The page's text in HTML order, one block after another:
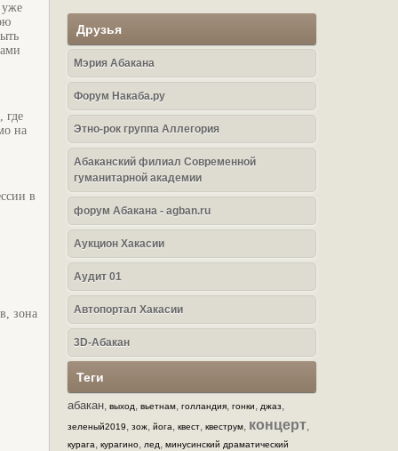
уже
где
на
в
зона
Друзья
Мэрия Абакана
Форум Накаба.ру
Этно-рок группа Аллегория
Абаканский филиал Современной
гуманитарной академии
форум Абакана - agban.ru
Аукцион Хакасии
Аудит 01
Автопортал Хакасии
3D-Абакан
Теги
абакан, выход, вьетнам, голландия, гонки, джаз,
зеленый2019, зож, йога, квест, квеструм, концерт,
курага, курагино, лед, минусинский драматический